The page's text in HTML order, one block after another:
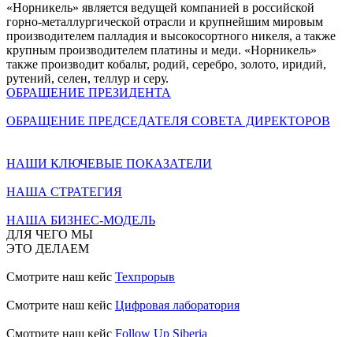
«Норникель» является ведущей компанией в российской
горно-металлургической отрасли и крупнейшим мировым
производителем палладия и высокосортного никеля, а также
крупным производителем платины и меди. «Норникель»
также производит кобальт, родий, серебро, золото, иридий,
рутений, селен, теллур и серу.
ОБРАЩЕНИЕ ПРЕЗИДЕНТА
ОБРАЩЕНИЕ ПРЕДСЕДАТЕЛЯ СОВЕТА ДИРЕКТОРОВ
НАШИ КЛЮЧЕВЫЕ ПОКАЗАТЕЛИ
НАША СТРАТЕГИЯ
НАША БИЗНЕС-МОДЕЛЬ
ДЛЯ ЧЕГО МЫ
ЭТО ДЕЛАЕМ
Смотрите наш кейс Техпрорыв
Смотрите наш кейс Цифровая лаборатория
Смотрите наш кейс Follow Up Siberia